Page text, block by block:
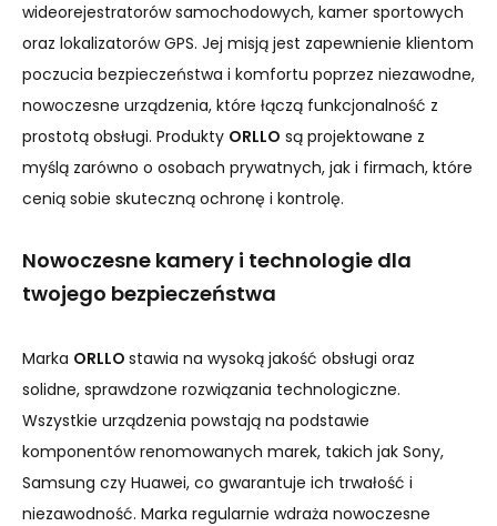
wideorejestratorów samochodowych, kamer sportowych
oraz lokalizatorów GPS. Jej misją jest zapewnienie klientom
poczucia bezpieczeństwa i komfortu poprzez niezawodne,
nowoczesne urządzenia, które łączą funkcjonalność z
prostotą obsługi. Produkty ORLLO są projektowane z
myślą zarówno o osobach prywatnych, jak i firmach, które
cenią sobie skuteczną ochronę i kontrolę.
Nowoczesne kamery i technologie dla
twojego bezpieczeństwa
Marka ORLLO stawia na wysoką jakość obsługi oraz
solidne, sprawdzone rozwiązania technologiczne.
Wszystkie urządzenia powstają na podstawie
komponentów renomowanych marek, takich jak Sony,
Samsung czy Huawei, co gwarantuje ich trwałość i
niezawodność. Marka regularnie wdraża nowoczesne